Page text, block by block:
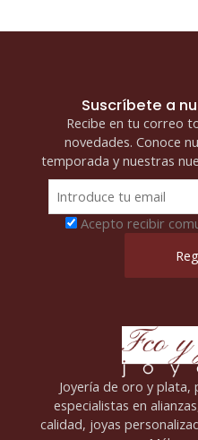
Suscríbete a
Recibe en tu correo
novedades. Conoce
temporada y nuestras
Acepto recibir
Joyería de oro y plata,
especialistas en
calidad, joyas